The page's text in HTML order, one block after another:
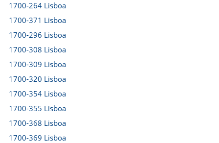
1700-264 Lisboa
1700-371 Lisboa
1700-296 Lisboa
1700-308 Lisboa
1700-309 Lisboa
1700-320 Lisboa
1700-354 Lisboa
1700-355 Lisboa
1700-368 Lisboa
1700-369 Lisboa